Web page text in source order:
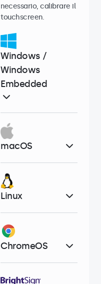
necessario, calibrare il
touchscreen.
Windows /
Windows
Embedded
macOS
Linux
ChromeOS